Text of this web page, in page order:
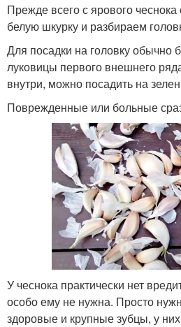
Прежде всего с ярового
белую шкурку и разбираем
Для посадки на головку обычно
луковицы первого внешнего
внутри, можно посадить на
Поврежденные или больные
У чеснока практически нет
особо ему не нужна. Просто
здоровые и крупные зубцы, у